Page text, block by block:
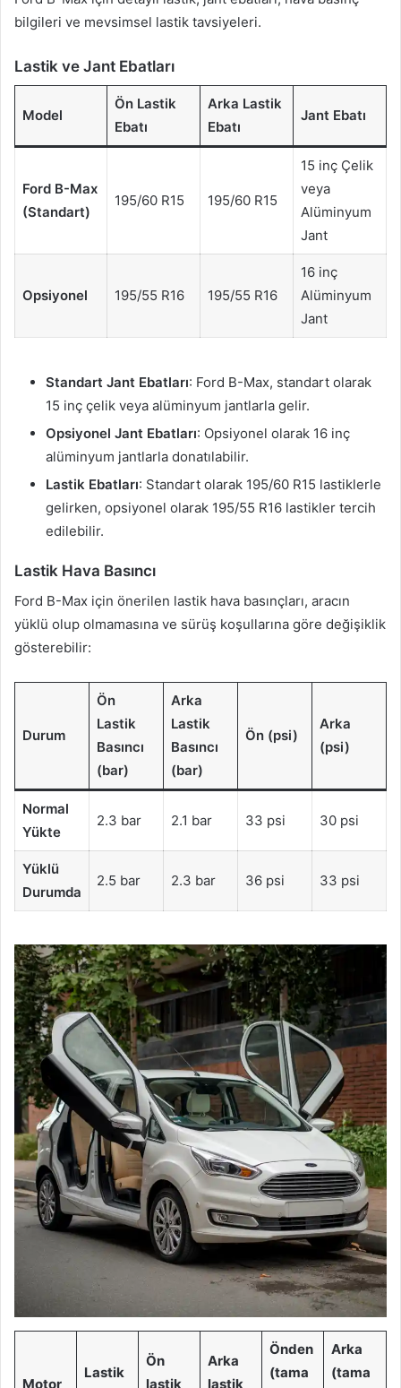
bilgileri ve mevsimsel lastik tavsiyeleri.
Lastik ve Jant Ebatları
Model
Ön Lastik
Ebatı
Arka Lastik
Ebatı
Jant Ebatı
Ford B-Max
(Standart)
195/60 R15 195/60 R15
15 inç Çelik
veya
Alüminyum
Jant
Opsiyonel 195/55 R16 195/55 R16
16 inç
Alüminyum
Jant
Standart Jant Ebatları: Ford B-Max, standart olarak
15 inç çelik veya alüminyum jantlarla gelir.
Opsiyonel Jant Ebatları: Opsiyonel olarak 16 inç
alüminyum jantlarla donatılabilir.
Lastik Ebatları: Standart olarak 195/60 R15 lastiklerle
gelirken, opsiyonel olarak 195/55 R16 lastikler tercih
edilebilir.
Lastik Hava Basıncı
Ford B-Max için önerilen lastik hava basınçları, aracın
yüklü olup olmamasına ve sürüş koşullarına göre değişiklik
gösterebilir:
Durum
Ön
Lastik
Basıncı
(bar)
Arka
Lastik
Basıncı
(bar)
Ön (psi)
Arka
(psi)
Normal
Yükte
2.3 bar 2.1 bar 33 psi 30 psi
Yüklü
Durumda
2.5 bar 2.3 bar 36 psi 33 psi
Motor
Lastik
Ön
lastik
Arka
lastik
Önden
(tama
Arka
(tama